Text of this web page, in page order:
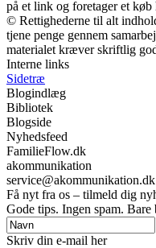
på et link og foretager et køb
© Rettighederne til alt
tjene penge gennem
materialet kræver skriftlig
Interne links
Sidetræ
Blogindlæg
Bibliotek
Blogside
Nyhedsfeed
FamilieFlow.dk
akommunikation
service@akommunikation.dk
Få nyt fra os – tilmeld dig
Gode tips. Ingen spam.
Skriv din e-mail her